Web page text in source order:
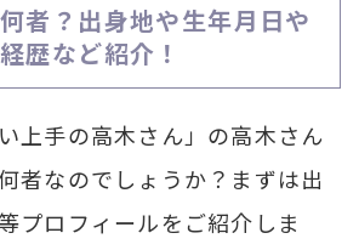
者？出身地や生年月日や
経歴など紹介！
上手の高木さん」の高木さん
者なのでしょうか？まずは出
プロフィールをご紹介しま